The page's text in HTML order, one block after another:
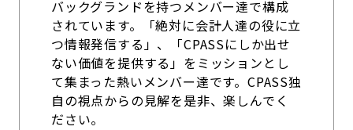
バックグランドを持つメンバー達で構成
されています。「絶対に会計人達の役に立
つ情報発信する」、「CPASSにしか出せ
ない価値を提供する」をミッションとし
て集まった熱いメンバー達です。CPASS独
自の視点からの見解を是非、楽しんでく
ださい。